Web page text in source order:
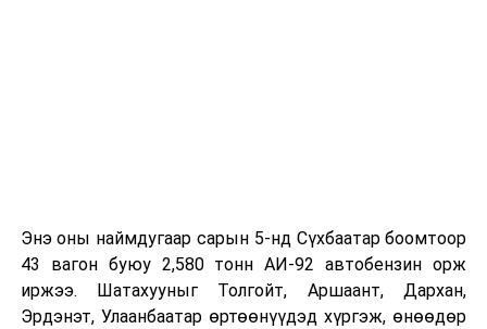
зурсан. Гэвч өнөөдрийн хүчин төгөлдөр мөрдөгдөж
байгаа хуулиар 60 хувийн өгөөжид юу тооцох вэ
гэдэг нь ойлгомжгүй байгаа аж.
Энэ оны наймдугаар сарын 5-нд Сүхбаатар боомтоор
43 вагон буюу 2,580 тонн АИ-92 автобензин орж
иржээ. Шатахууныг Толгойт, Аршаант, Дархан,
Эрдэнэт, Улаанбаатар өртөөнүүдэд хүргэж, өнөөдөр